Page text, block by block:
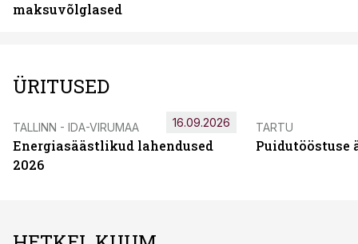
maksuvõlglased
ÜRITUSED
TALLINN - IDA-VIRUMAA
Energiasäästlikud lahendused
2026
16.09.2026 TARTU
Puidutööstuse